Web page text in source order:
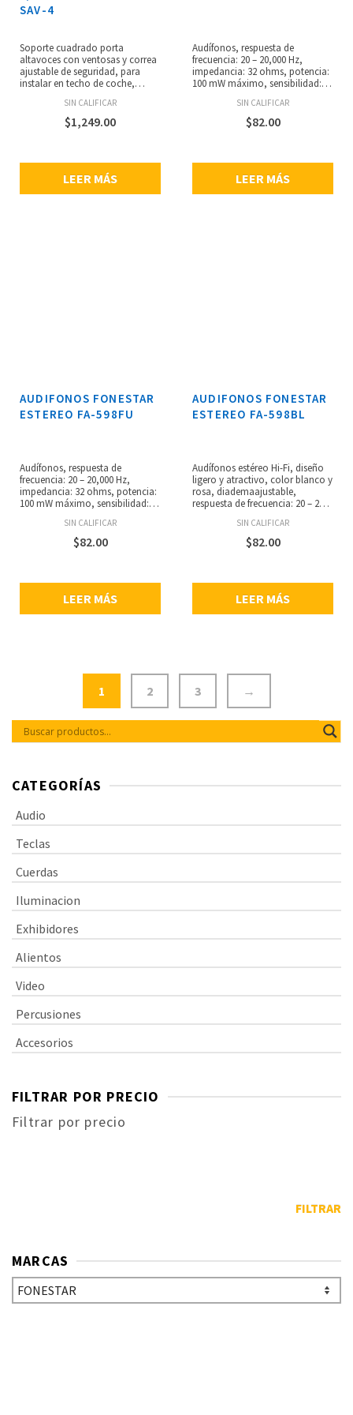
SAV-4
Soporte cuadrado porta
altavoces con ventosas y correa
ajustable de seguridad, para
instalar en techo de coche,
altavoces exponenciales
modelos: FE-1210, FE-107, FE-149
o similares, se monta y
vehículo, dimensiones: 31 x 5 x
31 cm, peso: 1.7 kg.
SIN CALIFICAR
$1,249.00
LEER MÁS
Audífonos, respuesta de
frecuencia: 20 – 20,000 Hz,
impedancia: 32 ohms, potencia:
100 mW máximo, sensibilidad:
cable de 1.2 m, conector jack
estéreo de 3.5 mm.
SIN CALIFICAR
$82.00
LEER MÁS
AUDIFONOS FONESTAR
ESTEREO FA-598FU
Audífonos, respuesta de
frecuencia: 20 – 20,000 Hz,
impedancia: 32 ohms, potencia:
100 mW máximo, sensibilidad:
cable de 1.2 m, conector jack
estéreo de 3.5 mm.
SIN CALIFICAR
$82.00
LEER MÁS
AUDIFONOS FONESTAR
ESTEREO FA-598BL
Audífonos estéreo Hi-Fi, diseño
ligero y atractivo, color blanco y
rosa, diademaajustable,
respuesta de frecuencia: 20 – 20
potencia:100 mW máximo,
sensibilidad: 105 dB, altavoces de
40 mm, cable de 1.2 metros,
SIN CALIFICAR
$82.00
LEER MÁS
1 2 3 →
CATEGORÍAS
Audio
Teclas
Cuerdas
Iluminacion
Exhibidores
Alientos
Video
Percusiones
Accesorios
FILTRAR POR PRECIO
Filtrar por precio
FILTRAR
MARCAS